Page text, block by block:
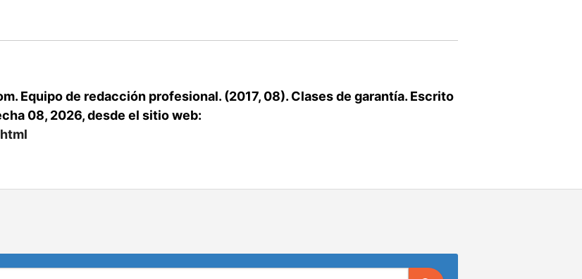
Equipo de redacción profesional. (2017, 08). Clases de garantía. Escrito
08, 2026, desde el sitio web: